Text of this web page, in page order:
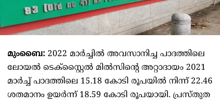
മുംബൈ: 2022 മാർച്ചിൽ അവസാനിച്ച പാദത്തിലെ
ലോയൽ ടെക്സ്റ്റൈൽ മിൽസിന്റെ അറ്റാദായം 2021
മാർച്ച് പാദത്തിലെ 15.18 കോടി രൂപയിൽ നിന്ന് 22.46
ശതമാനം ഉയർന്ന് 18.59 കോടി രൂപയായി. പ്രസ്തുത